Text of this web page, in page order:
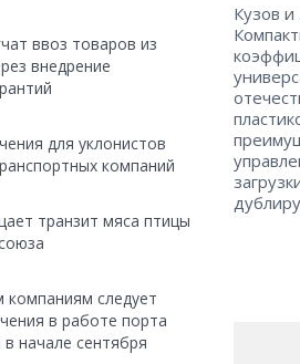
ввоз товаров из
внедрение
для уклонистов
компаний
транзит мяса птицы
компаниям следует
в работе порта
начале сентября
Кузов